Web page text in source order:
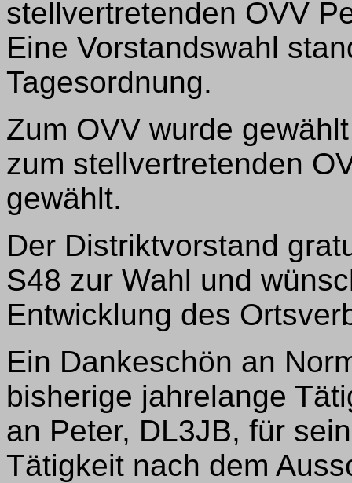
stellvertretenden OVV
Eine Vorstandswahl
Tagesordnung.
Zum OVV wurde
zum stellvertretenden
gewählt.
Der Distriktvorstand
S48 zur Wahl und
Entwicklung des
Ein Dankeschön an
bisherige jahrelange
an Peter, DL3JB, für
Tätigkeit nach dem